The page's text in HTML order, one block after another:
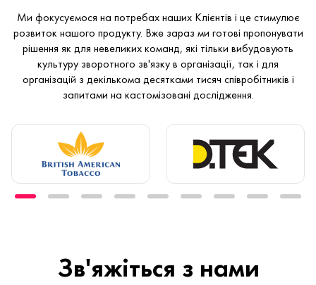
Ми фокусуємося на потребах наших Клієнтів і це стимулює
розвиток нашого продукту. Вже зараз ми готові пропонувати
рішення як для невеликих команд, які тільки вибудовують
культуру зворотного зв'язку в організації, так і для
організацій з декількома десятками тисяч співробітників і
запитами на кастомізовані дослідження.
Зв'яжіться з нами